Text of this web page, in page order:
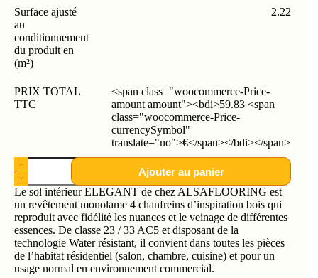
Surface ajusté
au
conditionnement
du produit en
(m²)
2.22
PRIX TOTAL
TTC
<span class="woocommerce-Price-
amount amount"><bdi>59.83 <span
class="woocommerce-Price-
currencySymbol"
translate="no">€</span></bdi></span>
Ajouter au panier
Le sol intérieur ELEGANT de chez ALSAFLOORING est
un revêtement monolame 4 chanfreins d’inspiration bois qui
reproduit avec fidélité les nuances et le veinage de différentes
essences. De classe 23 / 33 AC5 et disposant de la
technologie Water résistant, il convient dans toutes les pièces
de l’habitat résidentiel (salon, chambre, cuisine) et pour un
usage normal en environnement commercial.